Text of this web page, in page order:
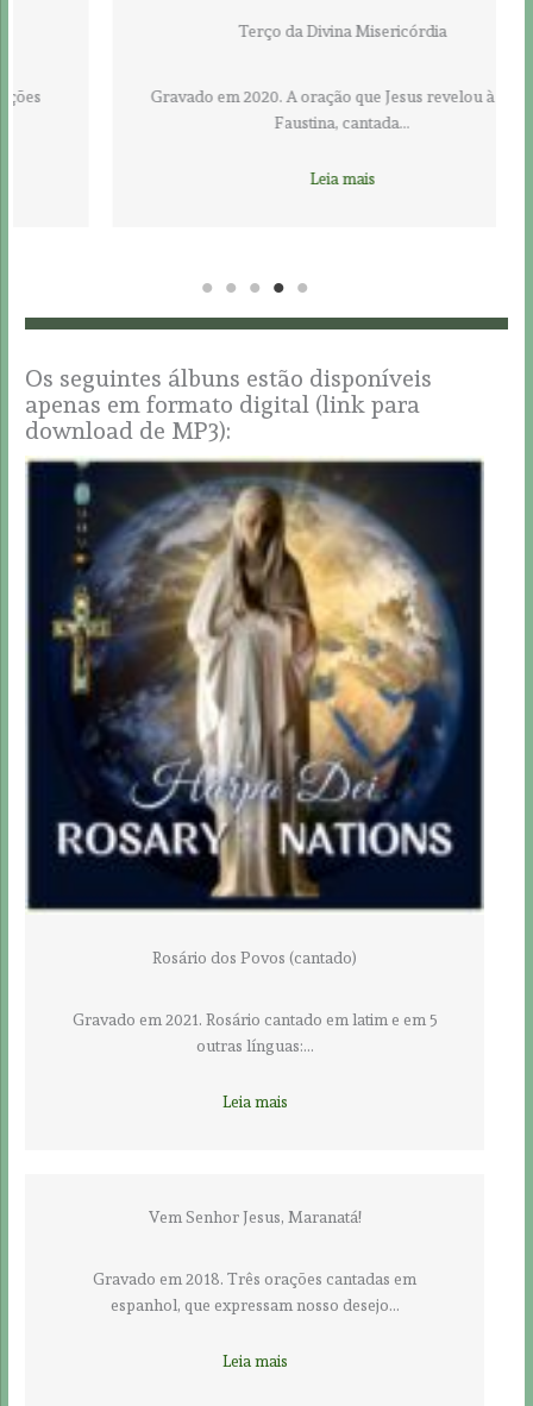
Terço da Divina Misericórdia
Gravado em 2020. A oração que Jesus revelou à Irmã
Faustina, cantada…
Os seguintes álbuns estão disponíveis
apenas em formato digital (link para
download de MP3):
Rosário dos Povos (cantado)
Gravado em 2021. Rosário cantado em latim e em 5
outras línguas:…
Leia mais
Vem Senhor Jesus, Maranatá!
Gravado em 2018. Três orações cantadas em
espanhol, que expressam nosso desejo…
Leia mais